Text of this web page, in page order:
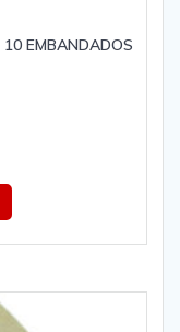
EMBANDADOS